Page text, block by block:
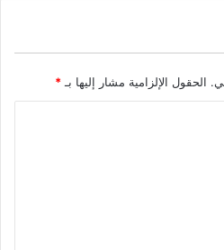
الحقول الإلزامية مشار إليها بـ *